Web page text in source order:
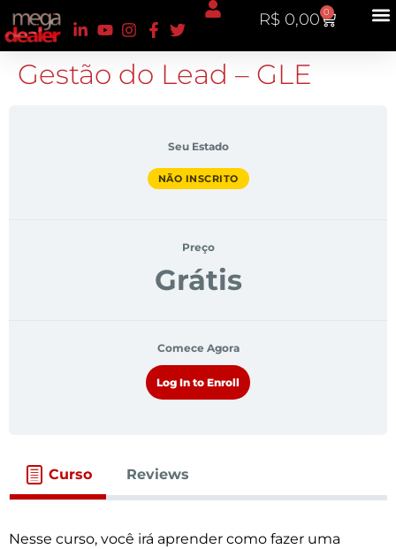
R$ 0,00 0
Gestão do Lead – GLE
Seu Estado
NÃO INSCRITO
Preço
Grátis
Comece Agora
Log In to Enroll
Curso Reviews
Nesse curso, você irá aprender como fazer uma